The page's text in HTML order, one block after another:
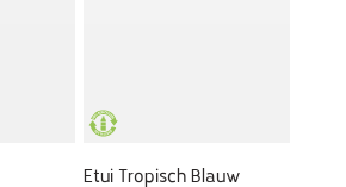
Etui Tropisch Blauw